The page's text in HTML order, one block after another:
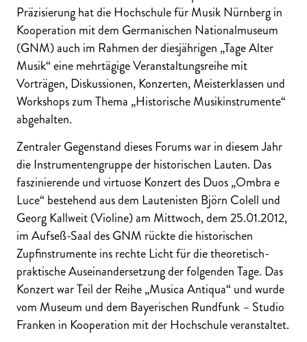
Präzisierung hat die Hochschule für Musik Nürnberg in
Kooperation mit dem Germanischen Nationalmuseum
(GNM) auch im Rahmen der diesjährigen „Tage Alter
Musik“ eine mehrtägige Veranstaltungsreihe mit
Vorträgen, Diskussionen, Konzerten, Meisterklassen und
Workshops zum Thema „Historische Musikinstrumente“
abgehalten.
Zentraler Gegenstand dieses Forums war in diesem Jahr
die Instrumentengruppe der historischen Lauten. Das
faszinierende und virtuose Konzert des Duos „Ombra e
Luce“ bestehend aus dem Lautenisten Björn Colell und
Georg Kallweit (Violine) am Mittwoch, dem 25.01.2012,
im Aufseß-Saal des GNM rückte die historischen
Zupfinstrumente ins rechte Licht für die theoretisch-
praktische Auseinandersetzung der folgenden Tage. Das
Konzert war Teil der Reihe „Musica Antiqua“ und wurde
vom Museum und dem Bayerischen Rundfunk – Studio
Franken in Kooperation mit der Hochschule veranstaltet.